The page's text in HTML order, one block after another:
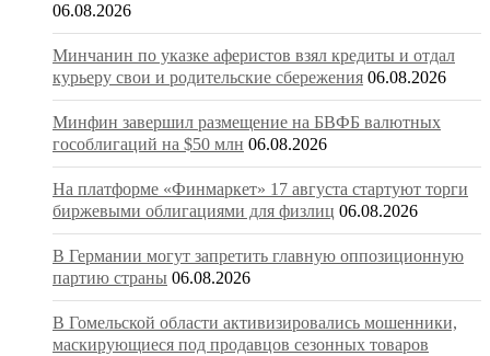
06.08.2026
Минчанин по указке аферистов взял кредиты и отдал
курьеру свои и родительские сбережения 06.08.2026
Минфин завершил размещение на БВФБ валютных
гособлигаций на $50 млн 06.08.2026
На платформе «Финмаркет» 17 августа стартуют торги
биржевыми облигациями для физлиц 06.08.2026
В Германии могут запретить главную оппозиционную
партию страны 06.08.2026
В Гомельской области активизировались мошенники,
маскирующиеся под продавцов сезонных товаров